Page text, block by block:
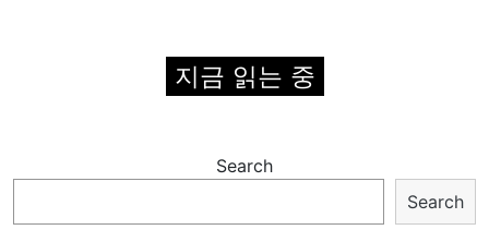
지금 읽는 중
Search
Search